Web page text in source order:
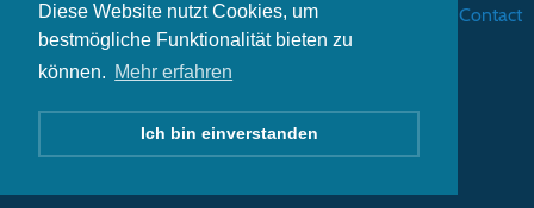
Diese Website nutzt Cookies, um
bestmögliche Funktionalität bieten zu
können. Mehr erfahren
Ich bin einverstanden
Contact